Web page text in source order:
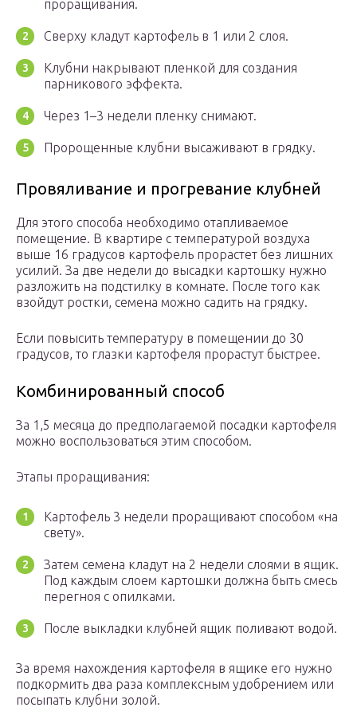
проращивания.
Сверху кладут картофель в 1 или 2 слоя.
Клубни накрывают пленкой для создания
парникового эффекта.
Через 1–3 недели пленку снимают.
Пророщенные клубни высаживают в грядку.
Провяливание и прогревание клубней
Для этого способа необходимо отапливаемое
помещение. В квартире с температурой воздуха
выше 16 градусов картофель прорастет без лишних
усилий. За две недели до высадки картошку нужно
разложить на подстилку в комнате. После того как
взойдут ростки, семена можно садить на грядку.
Если повысить температуру в помещении до 30
градусов, то глазки картофеля прорастут быстрее.
Комбинированный способ
За 1,5 месяца до предполагаемой посадки картофеля
можно воспользоваться этим способом.
Этапы проращивания:
Картофель 3 недели проращивают способом «на
свету».
Затем семена кладут на 2 недели слоями в ящик.
Под каждым слоем картошки должна быть смесь
перегноя с опилками.
После выкладки клубней ящик поливают водой.
За время нахождения картофеля в ящике его нужно
подкормить два раза комплексным удобрением или
посыпать клубни золой.